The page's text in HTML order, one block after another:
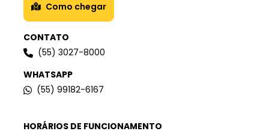
Como chegar
CONTATO
(55) 3027-8000
WHATSAPP
(55) 99182-6167
HORÁRIOS DE FUNCIONAMENTO